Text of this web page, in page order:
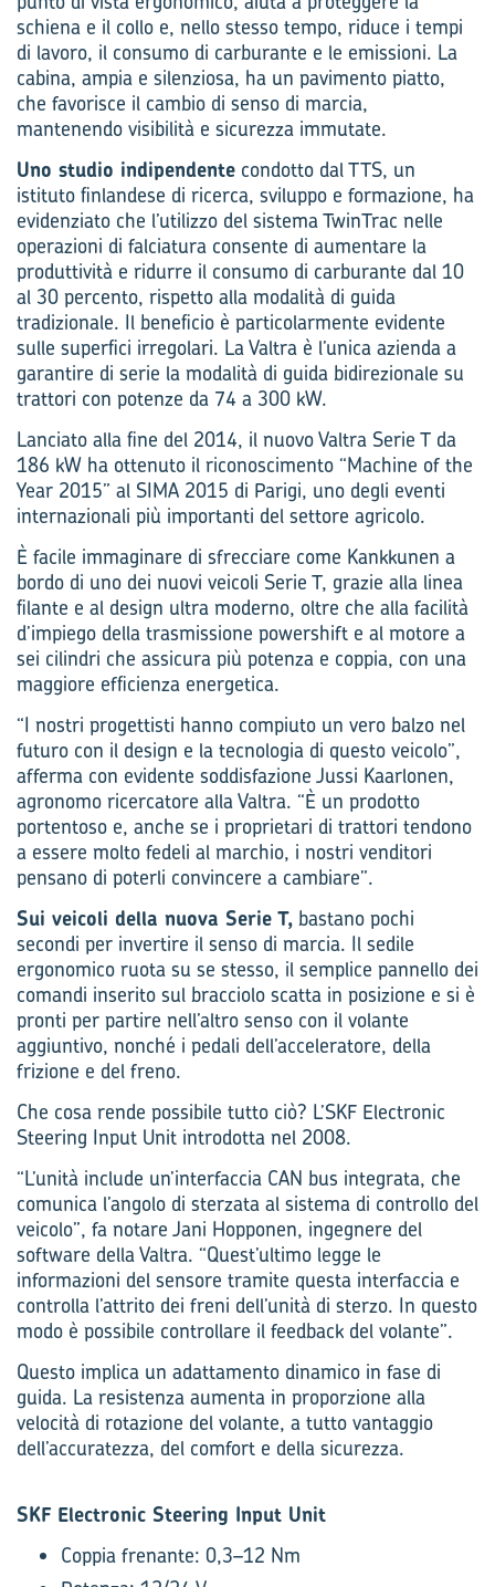
schiena e il collo e, nello stesso tempo, riduce i tempi
di lavoro, il consumo di carburante e le emissioni. La
cabina, ampia e silenziosa, ha un pavimento piatto,
che favorisce il cambio di senso di marcia,
mantenendo visibilità e sicurezza immutate.
Uno studio indipendente condotto dal TTS, un
istituto finlandese di ricerca, sviluppo e formazione, ha
evidenziato che l’utilizzo del sistema TwinTrac nelle
operazioni di falciatura consente di aumentare la
produttività e ridurre il consumo di carburante dal 10
al 30 percento, rispetto alla modalità di guida
tradizionale. Il beneficio è particolarmente evidente
sulle superfici irregolari. La Valtra è l’unica azienda a
garantire di serie la modalità di guida bidirezionale su
trattori con potenze da 74 a 300 kW.
Lanciato alla fine del 2014, il nuovo Valtra Serie T da
186 kW ha ottenuto il riconoscimento “Machine of the
Year 2015” al SIMA 2015 di Parigi, uno degli eventi
internazionali più importanti del settore agricolo.
È facile immaginare di sfrecciare come Kankkunen a
bordo di uno dei nuovi veicoli Serie T, grazie alla linea
filante e al design ultra moderno, oltre che alla facilità
d’impiego della trasmissione powershift e al motore a
sei cilindri che assicura più potenza e coppia, con una
maggiore efficienza energetica.
“I nostri progettisti hanno compiuto un vero balzo nel
futuro con il design e la tecnologia di questo veicolo”,
afferma con evidente soddisfazione Jussi Kaarlonen,
agronomo ricercatore alla Valtra. “È un prodotto
portentoso e, anche se i proprietari di trattori tendono
a essere molto fedeli al marchio, i nostri venditori
pensano di poterli convincere a cambiare”.
Sui veicoli della nuova Serie T, bastano pochi
secondi per invertire il senso di marcia. Il sedile
ergonomico ruota su se stesso, il semplice pannello dei
comandi inserito sul bracciolo scatta in posizione e si è
pronti per partire nell’altro senso con il volante
aggiuntivo, nonché i pedali dell’acceleratore, della
frizione e del freno.
Che cosa rende possibile tutto ciò? L’SKF Electronic
Steering Input Unit introdotta nel 2008.
“L’unità include un’interfaccia CAN bus integrata, che
comunica l’angolo di sterzata al sistema di controllo del
veicolo”, fa notare Jani Hopponen, ingegnere del
software della Valtra. “Quest’ultimo legge le
informazioni del sensore tramite questa interfaccia e
controlla l’attrito dei freni dell’unità di sterzo. In questo
modo è possibile controllare il feedback del volante”.
Questo implica un adattamento dinamico in fase di
guida. La resistenza aumenta in proporzione alla
velocità di rotazione del volante, a tutto vantaggio
dell’accuratezza, del comfort e della sicurezza.
SKF Electronic Steering Input Unit
Coppia frenante: 0,3–12 Nm